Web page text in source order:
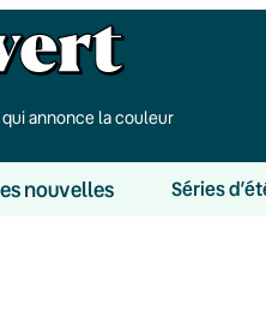
qui annonce la couleur
nouvelles Séries